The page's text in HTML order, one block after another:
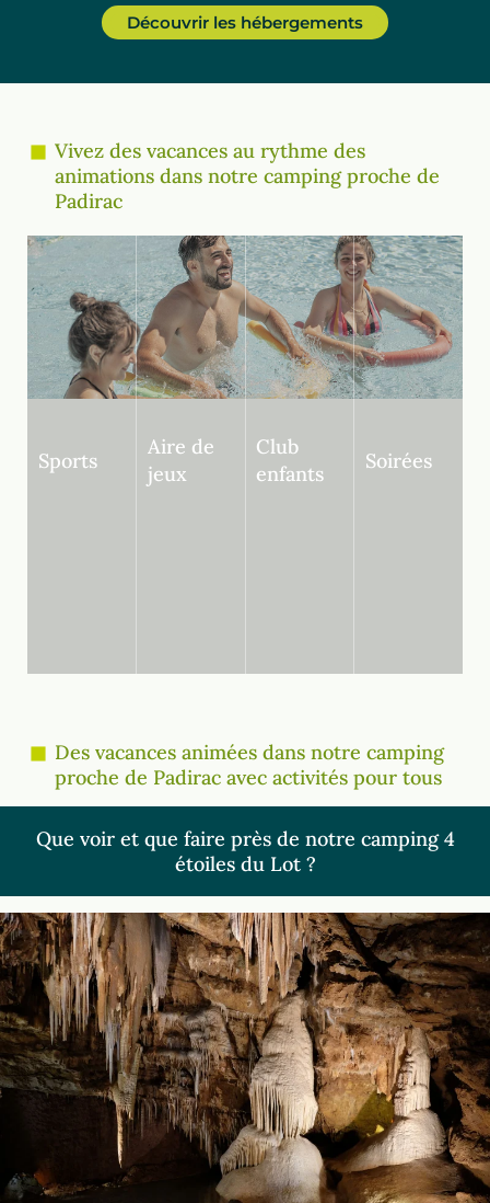
Découvrir les hébergements
Vivez des vacances au rythme des
animations dans notre camping proche de
Padirac
Sports
Aire de
jeux
Club
enfants
Soirées
Des vacances animées dans notre camping
proche de Padirac avec activités pour tous
Que voir et que faire près de notre camping 4
étoiles du Lot ?